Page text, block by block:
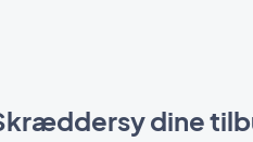
dine